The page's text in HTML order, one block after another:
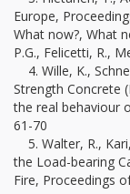
Europe,
What now?, What
P.G., Felicetti, R.,
4. Wille, K.,
Strength Concrete
the real behaviour
61-70
5. Walter, R.,
the Load-bearing
Fire, Proceedings